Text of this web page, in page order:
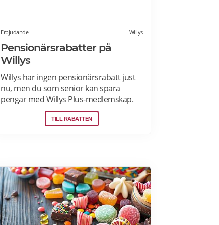
Erbjudande Willys
Pensionärsrabatter på
Willys
Willys har ingen pensionärsrabatt just
nu, men du som senior kan spara
pengar med Willys Plus-medlemskap.
Det kostar ingenting att bli Willys Plus-
kund. Med Willys Plus får du fler och
TILL RABATTEN